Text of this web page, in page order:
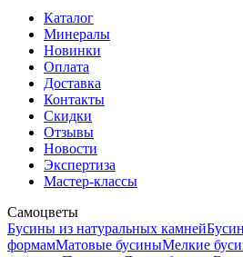
Каталог
Минералы
Новинки
Оплата
Доставка
Контакты
Скидки
Отзывы
Новости
Экспертиза
Мастер-классы
Самоцветы
Бусины из натуральных камней
формамМатовые бусиныМелкие